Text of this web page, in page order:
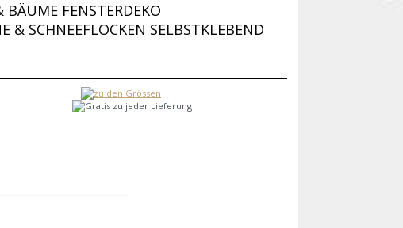
FENSTERDEKO
& SCHNEEFLOCKEN SELBSTKLEBEND